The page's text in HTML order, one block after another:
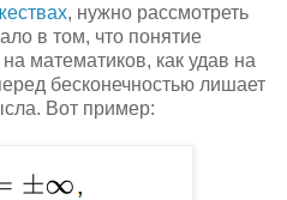
, нужно рассмотреть
в том, что понятие
математиков, как удав на
бесконечностью лишает
Вот пример: